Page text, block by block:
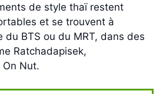
de style thaï restent
et se trouvent à
du BTS ou du MRT, dans des
Ratchadapisek,
On Nut.